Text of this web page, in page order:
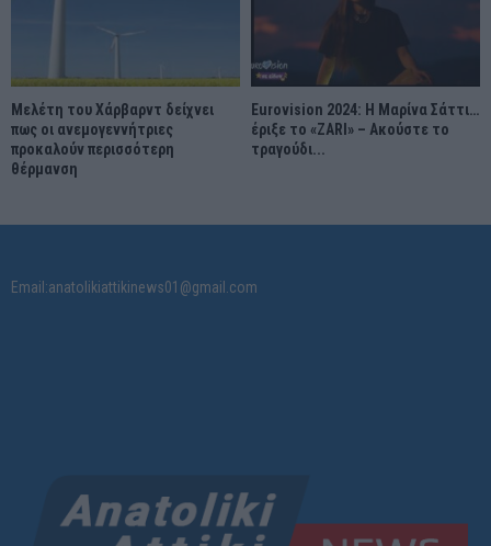
Μελέτη του Χάρβαρντ δείχνει
πως οι ανεμογεννήτριες
προκαλούν περισσότερη
θέρμανση
Eurovision 2024: Η Μαρίνα Σάττι…
έριξε το «ZARI» – Ακούστε το
τραγούδι...
Email:anatolikiattikinews01@gmail.com